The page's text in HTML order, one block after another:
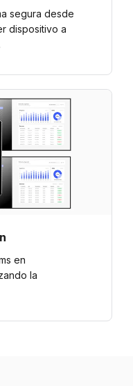
segura desde
dispositivo a
en
la